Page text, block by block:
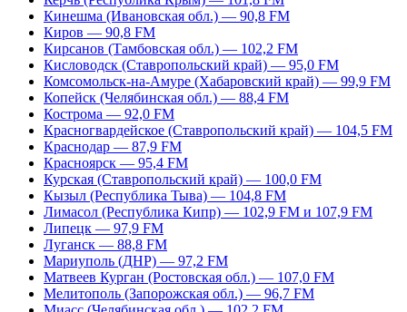
Кинешма (Ивановская обл.) — 90,8 FM
Киров — 90,8 FM
Кирсанов (Тамбовская обл.) — 102,2 FM
Кисловодск (Ставропольский край) — 95,0 FM
Комсомольск-на-Амуре (Хабаровский край) — 99,9 FM
Копейск (Челябинская обл.) — 88,4 FM
Кострома — 92,0 FM
Красногвардейское (Ставропольский край) — 104,5 FM
Краснодар — 87,9 FM
Красноярск — 95,4 FM
Курская (Ставропольский край) — 100,0 FM
Кызыл (Республика Тыва) — 104,8 FM
Лимасол (Республика Кипр) — 102,9 FM и 107,9 FM
Липецк — 97,9 FM
Луганск — 88,8 FM
Мариуполь (ДНР) — 97,2 FM
Матвеев Курган (Ростовская обл.) — 107,0 FM
Мелитополь (Запорожская обл.) — 96,7 FM